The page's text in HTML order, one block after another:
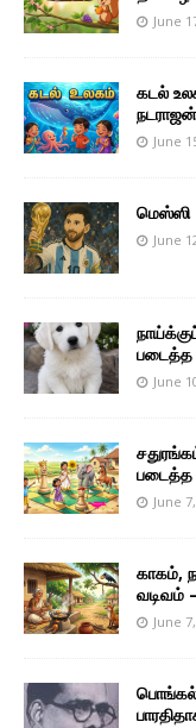
June
கடல்
நடராஜன்
June
மெஸ்ஸி
June
படைத்த
June
படைத்த
June
காகம்,
வடிவம்
June
பொங்கல்